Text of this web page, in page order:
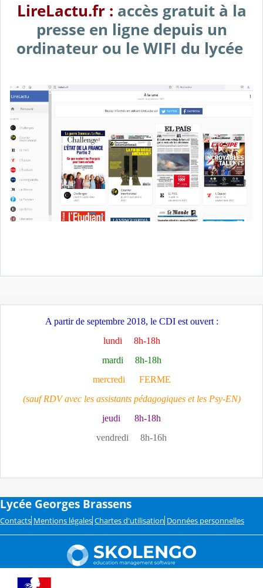
LireLactu.fr : accès gratuit à la
presse en ligne depuis un
ordinateur ou le WIFI du lycée
A partir de septembre 2018, le CDI est ouvert :
lundi 8h-18h
mardi 8h-18h
mercredi FERME
(sauf RDV avec les assistants pédagogiques et les Psy-EN)
jeudi 8h-18h
vendredi 8h-16h
Lycée Georges Brassens
Contacts Mentions légales Chartes d'utilisation Données personnelles